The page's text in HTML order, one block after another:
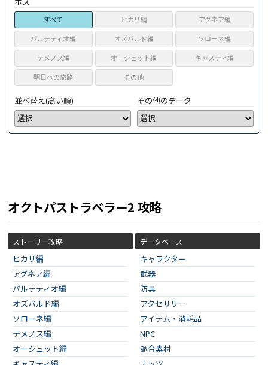
すべて ヒカリ編
アグネア編
パルテティオ編
オズバルド編
ソローネ編
テメノス編
オーシュット編
キャスティ編
明日への旅路
その他
並べ替え(高い順) その他のデータ
オクトパストラベラー2 攻略
ストーリー攻略
ヒカリ編
アグネア編
パルテティオ編
オズバルド編
ソローネ編
テメノス編
オーシュット編
データベース
キャラクター
武器
防具
アクセサリー
アイテム・消耗品
NPC
調合素材